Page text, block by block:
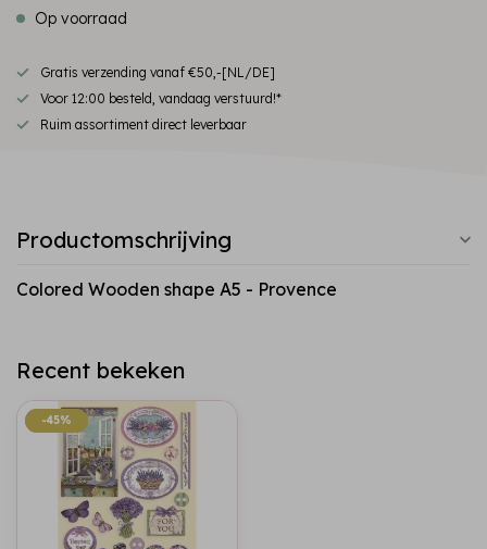
Op voorraad
Gratis verzending vanaf €50,-[NL/DE]
Voor 12:00 besteld, vandaag verstuurd!*
Ruim assortiment direct leverbaar
Productomschrijving
Colored Wooden shape A5 - Provence
Recent bekeken
-45%
-45%